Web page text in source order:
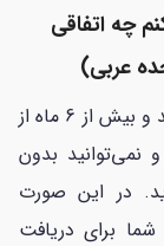
از 6 ماه ترک کنم چه اتفاقی
عربی)
اگر تحت مجوز اقامت در امارات زندگی می‌کنید و بیش از 6 ماه از
بدون
در این صورت
برای دریافت